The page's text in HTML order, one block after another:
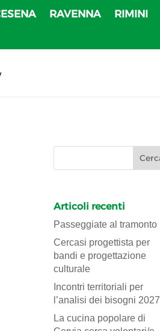
RAVENNA RIMINI
Articoli recenti
Passeggiate al tramonto
Cercasi progettista per
bandi e progettazione
culturale
Incontri territoriali per
l’analisi dei bisogni 2027
La cucina popolare di